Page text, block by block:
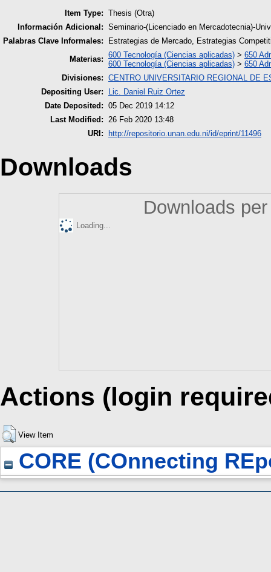
Item Type: Thesis (Otra)
Información Adicional: Seminario-(Licenciado en Mercadotecnia)-
Palabras Clave Informales:
Estrategias de Mercado, Estrategias
Materias: 600 Tecnología (Ciencias aplicadas) > 650
600 Tecnología (Ciencias aplicadas) > 650
Divisiones: CENTRO UNIVERSITARIO REGIONAL DE
Depositing User:
Lic. Daniel Ruiz Ortez
Date Deposited: 05 Dec 2019 14:12
Last Modified:
26 Feb 2020 13:48
URI:
http://repositorio.unan.edu.ni/id/eprint/11496
Downloads
Downloads
Loading...
Actions (login
View Item
CORE (COnnecting